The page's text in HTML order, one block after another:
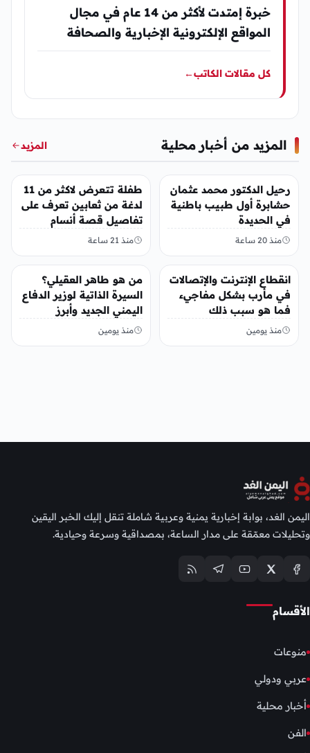
خبرة إمتدت لأكثر من 14 عام في مجال
المواقع الإلكترونية الإخبارية والصحافة
كل مقالات الكاتب←
المزيد من أخبار محلية المزيد
أخبار محلية
رحيل الدكتور محمد عثمان
حشابرة أول طبيب باطنية
في الحديدة
منذ 20 ساعة
أخبار محلية
طفلة تتعرض لاكثر من 11
لدغة من ثعابين تعرف على
تفاصيل قصة أنسام
العريقي
منذ 21 ساعة
أخبار محلية
انقطاع الإنترنت والإتصالات
في مأرب بشكل مفاجيء
فما هو سبب ذلك
منذ يومين
أخبار محلية
من هو طاهر العقيلي؟
السيرة الذاتية لوزير الدفاع
اليمني الجديد وأبرز
مناصبه
منذ يومين
اليمن الغد، بوابة إخبارية يمنية وعربية شاملة تنقل إليك الخبر اليقين
وتحليلات معمّقة على مدار الساعة، بمصداقية وسرعة وحيادية.
الأقسام
منوعات
عربي ودولي
أخبار محلية
الفن